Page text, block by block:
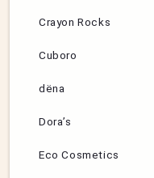
Crayon Rocks
Cuboro
dëna
Dora’s
Eco Cosmetics